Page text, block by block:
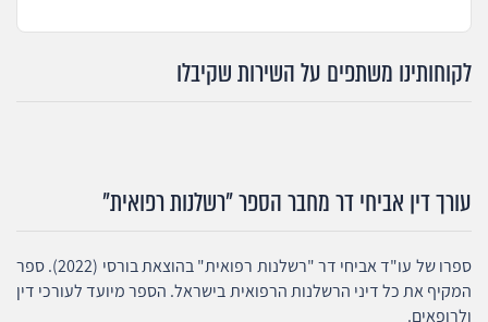
לקוחותינו משתפים על השירות שקיבלו
עורך דין אביחי דר מחבר הספר "רשלנות רפואית"
ספרו של עו"ד אביחי דר "רשלנות רפואית" בהוצאת בורסי (2022). ספר
המקיף את כל דיני הרשלנות הרפואית בישראל. הספר מיועד לעורכי דין
ולרופאים.